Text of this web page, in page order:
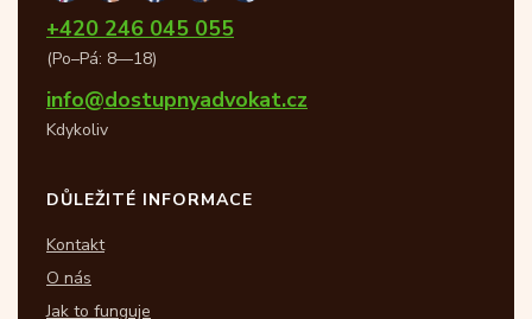
+420 246 045 055
(Po–Pá: 8—18)
info@dostupnyadvokat.cz
Kdykoliv
DŮLEŽITÉ INFORMACE
Kontakt
O nás
Jak to funguje